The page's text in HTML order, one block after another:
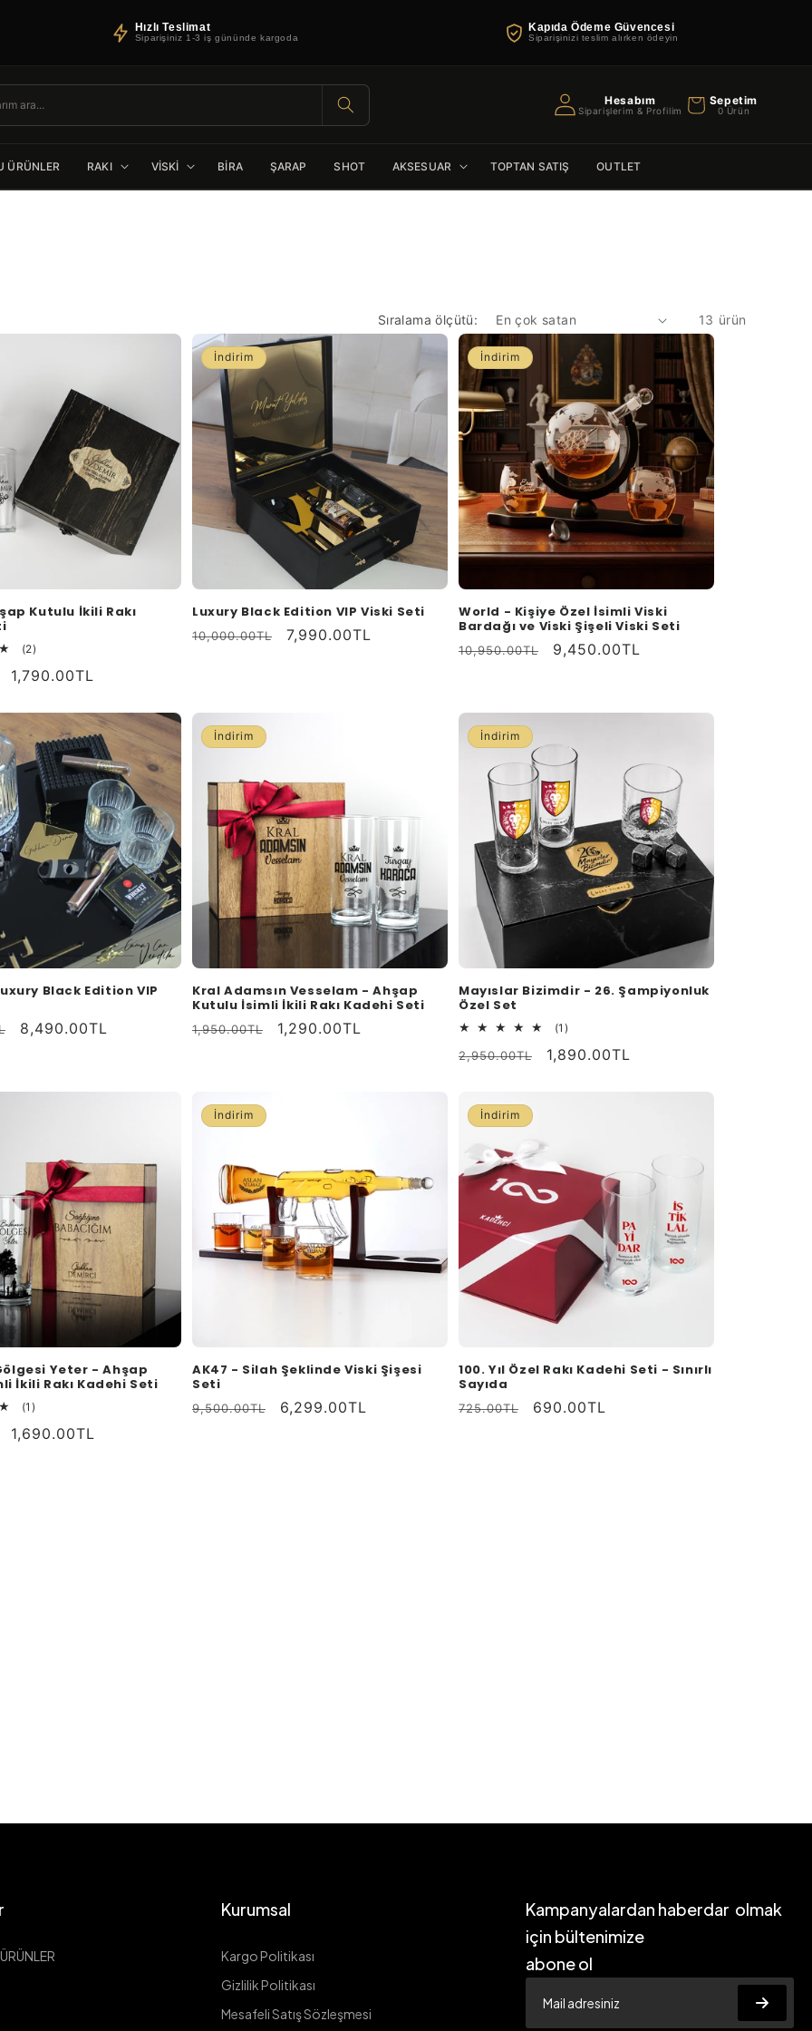
Hızlı Teslimat
Siparişiniz 1-3 iş gününde kargoda
Kapıda Ödeme Güvencesi
Siparişinizi teslim alırken ödeyin
Hesabım
Siparişlerim & Profilim
Oturum
aç
Sepetim
0 Ürün
Sepet
ÜRÜNLER RAKI VİSKİ BİRA ŞARAP SHOT AKSESUAR TOPTAN SATIŞ OUTLET
Sıralama ölçütü: 13 ürün
Kutulu İkili Rakı
(2)
değerlendirme
İndirimli
1,790.00TL
İndirim
Luxury Black Edition VIP Viski Seti
Normal
10,000.00TL
İndirimli
7,990.00TL
İndirim
World - Kişiye Özel İsimli Viski
Bardağı ve Viski Şişeli Viski Seti
Normal
10,950.00TL
İndirimli
9,450.00TL
Black Edition VIP
İndirimli
8,490.00TL
İndirim
Kral Adamsın Vesselam - Ahşap
Kutulu İsimli İkili Rakı Kadehi Seti
Normal
1,950.00TL
İndirimli
1,290.00TL
İndirim
Mayıslar Bizimdir - 26. Şampiyonluk
Özel Set
(1)
değerlendirme
Normal
2,950.00TL
İndirimli
1,890.00TL
Yeter - Ahşap
İkili Rakı Kadehi Seti
(1)
değerlendirme
İndirimli
1,690.00TL
İndirim
AK47 - Silah Şeklinde Viski Şişesi
Seti
Normal
9,500.00TL
İndirimli
6,299.00TL
İndirim
100. Yıl Özel Rakı Kadehi Seti - Sınırlı
Sayıda
Normal
725.00TL
İndirimli
690.00TL
Kurumsal
Kargo Politikası
Gizlilik Politikası
Mesafeli Satış Sözleşmesi
Kampanyalardan haberdar olmak
için bültenimize
abone ol